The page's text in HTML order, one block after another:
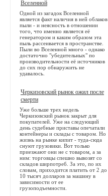
Вселенной
Одной из загадок Вселенной
является факт наличия в ней облаков
пыли - и неясность в отношении
того, что именно является её
генератором и каким образом эта
пыль рассеивается в пространстве.
Пыли во Вселенной много - однако
достаточно "убедительных" по
производительности её источников
до сих пор обнаружить не
удавалось.
Черкизовский рынок ожил после
смерти
Уже больше трех недель
Черкизовский рынок закрыт для
покупателей. Уже на следующий
день судебные приставы опечатали
контейнеры и склады с товаром. Но
жизнь на рынке кипит - туда-сюда
снуют грузовики. Вот только
приезжают они не с товаром, а за
ним: торговцы спешно вывозят со
складов ширпотреб. За это, по их
словам, приходится платить от 2 до
10 тысяч долларов за машину в
зависимости от ее
грузоподъемности.